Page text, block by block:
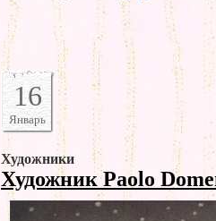
16
Январь
Художники
Художник Paolo